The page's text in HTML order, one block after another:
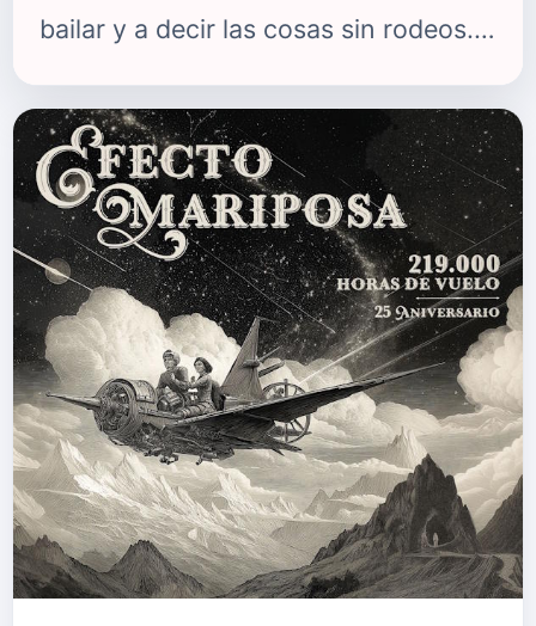
bailar y a decir las cosas sin rodeos.
estribillo pegadizo, la canción juega
con varios niveles de lectura que la
convierten en algo mucho más
complejo de lo que parece. “Cállate la
bocca” nace inspirado en una figura
de poder tan imponente como
caricaturesca: un promotor
inmobiliario que parece gobernar el
mundo. A partir…